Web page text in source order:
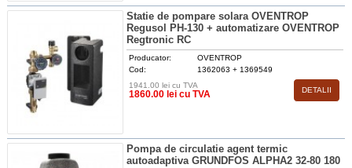
Statie de pompare solara OVENTROP
Regusol PH-130 + automatizare OVENTROP
Regtronic RC
Producator:
OVENTROP
Cod:
1362063 + 1369549
1941.00 lei cu TVA
1860.00 lei cu TVA DETALII
Pompa de circulatie agent termic
autoadaptiva GRUNDFOS ALPHA2 32-80 180